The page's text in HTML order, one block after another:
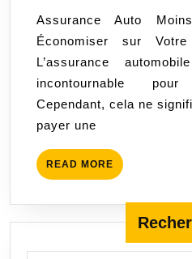
Assurance Auto
Économiser sur Votre
L’assurance
incontournable
Cependant, cela ne
payer une
READ MORE READ
MORE